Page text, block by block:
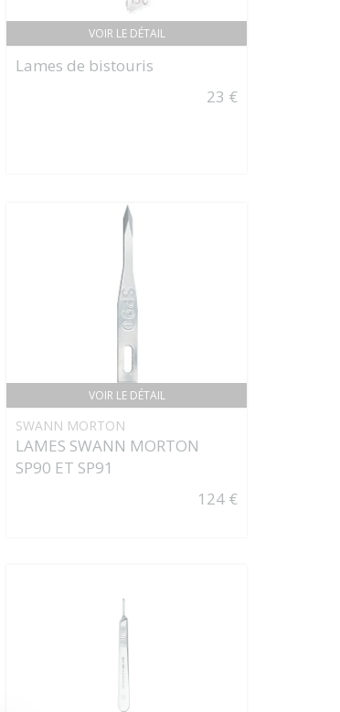
VOIR LE DÉTAIL
Lames de bistouris
23 €
VOIR LE DÉTAIL
SWANN MORTON
LAMES SWANN MORTON
SP90 ET SP91
124 €